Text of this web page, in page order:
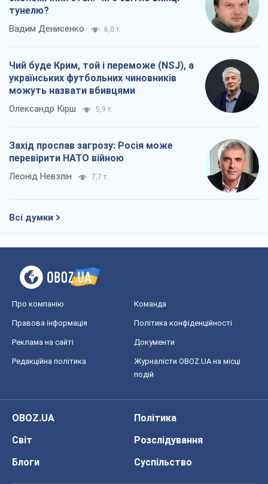
тунелю?
Вадим Денисенко 6,0 т.
Чий буде Крим, той і переможе (NSJ), а
українських футбольних чиновників
можуть назвати вбивцями
Олександр Кірш 5,9 т.
Захід проспав загрозу: Росія може
перевірити НАТО війною
Леонід Невзлін 7,7 т.
Всі думки
Про компанію Команда
Правова інформація Політика конфіденційності
Реклама на сайті Документи
Редакційна політика
Журналісти OBOZ.UA на місці
подій
OBOZ.UA
Політика
Світ
Розслідування
Блоги
Суспільство